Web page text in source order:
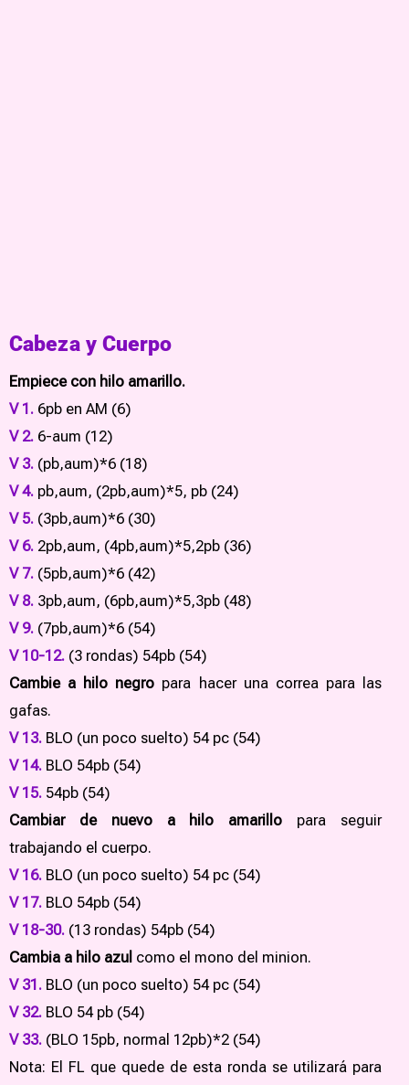
Cabeza y Cuerpo
Empiece con hilo amarillo.
V 1. 6pb en AM (6)
V 2. 6-aum (12)
V 3. (pb,aum)*6 (18)
V 4. pb,aum, (2pb,aum)*5, pb (24)
V 5. (3pb,aum)*6 (30)
V 6. 2pb,aum, (4pb,aum)*5,2pb (36)
V 7. (5pb,aum)*6 (42)
V 8. 3pb,aum, (6pb,aum)*5,3pb (48)
V 9. (7pb,aum)*6 (54)
V 10-12. (3 rondas) 54pb (54)
Cambie a hilo negro para hacer una correa para las
gafas.
V 13. BLO (un poco suelto) 54 pc (54)
V 14. BLO 54pb (54)
V 15. 54pb (54)
Cambiar de nuevo a hilo amarillo para seguir
trabajando el cuerpo.
V 16. BLO (un poco suelto) 54 pc (54)
V 17. BLO 54pb (54)
V 18-30. (13 rondas) 54pb (54)
Cambia a hilo azul como el mono del minion.
V 31. BLO (un poco suelto) 54 pc (54)
V 32. BLO 54 pb (54)
V 33. (BLO 15pb, normal 12pb)*2 (54)
Nota: El FL que quede de esta ronda se utilizará para